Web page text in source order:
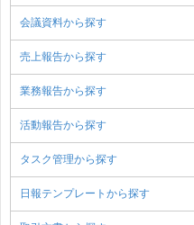
会議資料から探す
売上報告から探す
業務報告から探す
活動報告から探す
タスク管理から探す
日報テンプレートから探す